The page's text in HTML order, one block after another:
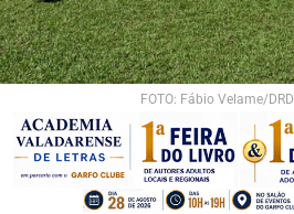
FOTO: Fábio Velame/DRD